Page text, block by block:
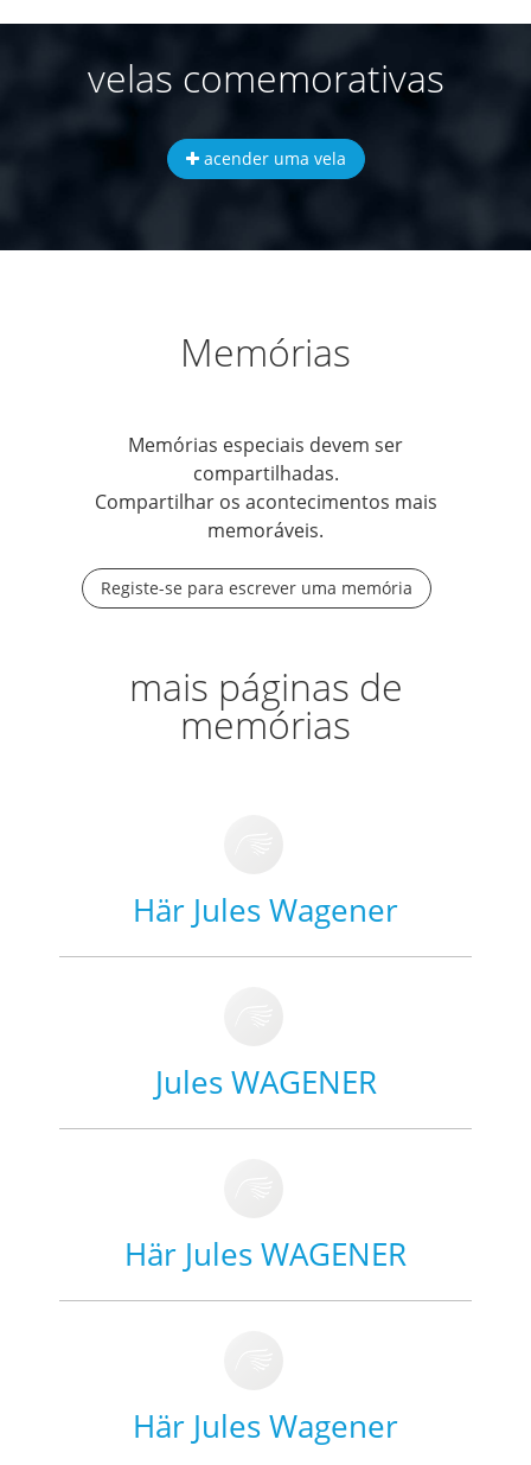
velas comemorativas
acender uma vela
Memórias
Memórias especiais devem ser
compartilhadas.
Compartilhar os acontecimentos mais
memoráveis.
Registe-se para escrever uma memória
mais páginas de
memórias
Här Jules Wagener
Jules WAGENER
Här Jules WAGENER
Här Jules Wagener